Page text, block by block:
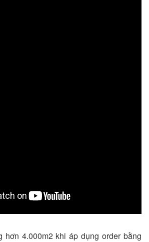
hơn 4.000m2 khi áp dụng order bằng